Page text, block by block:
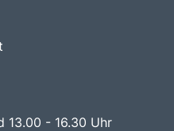
13.00 - 16.30 Uhr